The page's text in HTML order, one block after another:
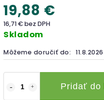
19,88 €
16,71 € bez DPH
Skladom
Môžeme doručiť do: 11.8.2026
Pridať do